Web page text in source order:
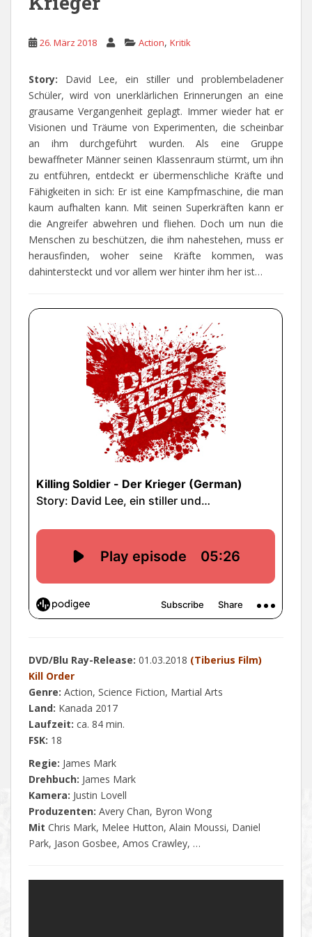
26. März 2018 Action, Kritik
Story: David Lee, ein stiller und problembeladener
Schüler, wird von unerklärlichen Erinnerungen an eine
grausame Vergangenheit geplagt. Immer wieder hat er
Visionen und Träume von Experimenten, die scheinbar
an ihm durchgeführt wurden. Als eine Gruppe
bewaffneter Männer seinen Klassenraum stürmt, um ihn
zu entführen, entdeckt er übermenschliche Kräfte und
Fähigkeiten in sich: Er ist eine Kampfmaschine, die man
kaum aufhalten kann. Mit seinen Superkräften kann er
die Angreifer abwehren und fliehen. Doch um nun die
Menschen zu beschützen, die ihm nahestehen, muss er
herausfinden, woher seine Kräfte kommen, was
dahintersteckt und vor allem wer hinter ihm her ist…
DVD/Blu Ray-Release: 01.03.2018 (Tiberius Film)
Kill Order
Genre: Action, Science Fiction, Martial Arts
Land: Kanada 2017
Laufzeit: ca. 84 min.
FSK: 18
Regie: James Mark
Drehbuch: James Mark
Kamera: Justin Lovell
Produzenten: Avery Chan, Byron Wong
Mit Chris Mark, Melee Hutton, Alain Moussi, Daniel
Park, Jason Gosbee, Amos Crawley, …